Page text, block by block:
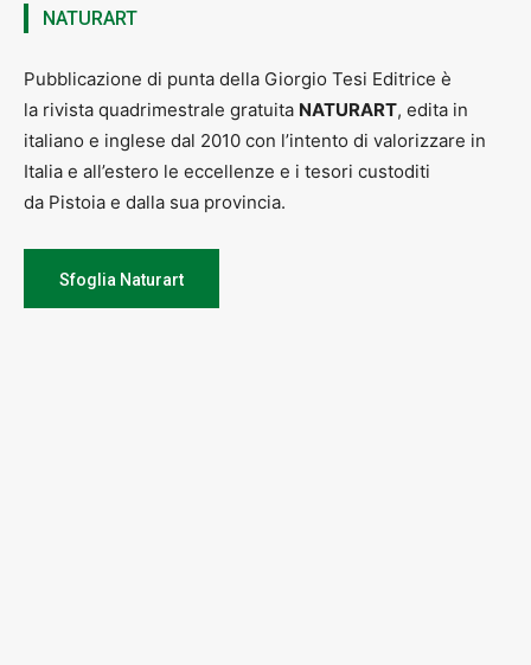
NATURART
Pubblicazione di punta della Giorgio Tesi Editrice è
la rivista quadrimestrale gratuita NATURART, edita in
italiano e inglese dal 2010 con l’intento di valorizzare in
Italia e all’estero le eccellenze e i tesori custoditi
da Pistoia e dalla sua provincia.
Sfoglia Naturart